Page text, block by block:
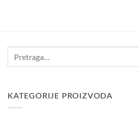
KATEGORIJE PROIZVODA